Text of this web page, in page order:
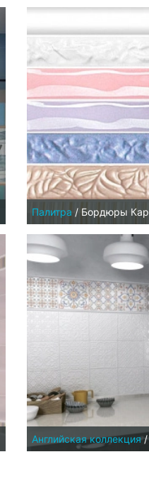
Палитра / Бордюры
Английская коллекция /